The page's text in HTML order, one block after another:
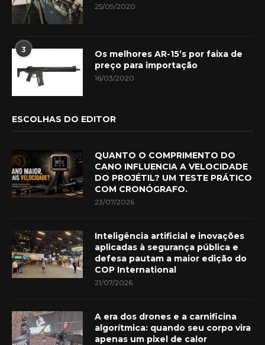
25/09/2020
3
Os melhores AR-15’s por faixa de
preço para importação
16/03/2020
ESCOLHAS DO EDITOR
QUANTO O COMPRIMENTO DO
CANO INFLUENCIA A VELOCIDADE
DO PROJÉTIL? UM TESTE PRÁTICO
COM CRONÓGRAFO.
23/07/2026
Inteligência artificial e inovações
aplicadas à segurança pública e
defesa pautam a maior edição do
COP International
21/07/2026
A era dos drones e a carnificina
algorítmica: quando seu corpo vira
apenas um pixel de calor